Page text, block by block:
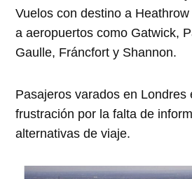
Vuelos con destino a
a aeropuertos como Gatwick,
Gaulle, Fráncfort y Shannon.
Pasajeros varados en Londres
frustración por la falta de
alternativas de viaje.